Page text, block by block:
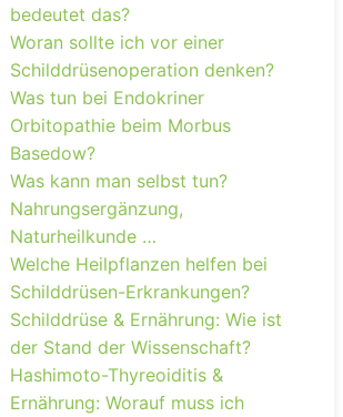
bedeutet das?
Woran sollte ich vor einer
Schilddrüsenoperation denken?
Was tun bei Endokriner
Orbitopathie beim Morbus
Basedow?
Was kann man selbst tun?
Nahrungsergänzung,
Naturheilkunde …
Welche Heilpflanzen helfen bei
Schilddrüsen-Erkrankungen?
Schilddrüse & Ernährung: Wie ist
der Stand der Wissenschaft?
Hashimoto-Thyreoiditis &
Ernährung: Worauf muss ich